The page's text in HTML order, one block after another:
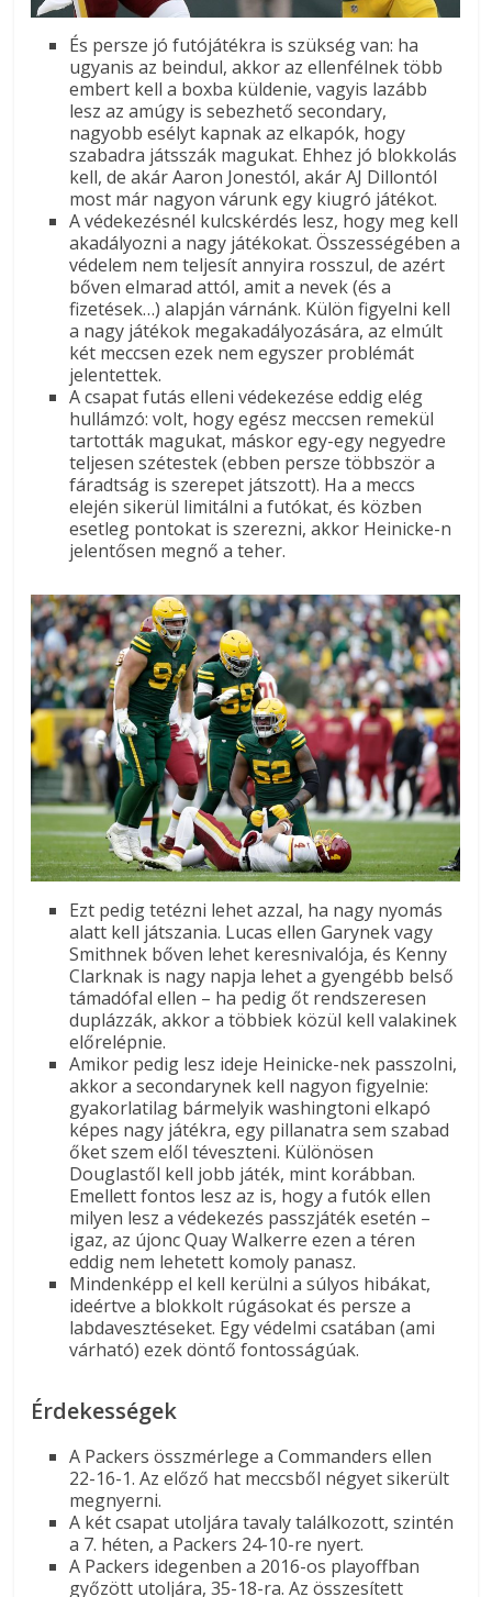
És persze jó futójátékra is szükség van: ha
ugyanis az beindul, akkor az ellenfélnek több
embert kell a boxba küldenie, vagyis lazább
lesz az amúgy is sebezhető secondary,
nagyobb esélyt kapnak az elkapók, hogy
szabadra játsszák magukat. Ehhez jó blokkolás
kell, de akár Aaron Jonestól, akár AJ Dillontól
most már nagyon várunk egy kiugró játékot.
A védekezésnél kulcskérdés lesz, hogy meg kell
akadályozni a nagy játékokat. Összességében a
védelem nem teljesít annyira rosszul, de azért
bőven elmarad attól, amit a nevek (és a
fizetések…) alapján várnánk. Külön figyelni kell
a nagy játékok megakadályozására, az elmúlt
két meccsen ezek nem egyszer problémát
jelentettek.
A csapat futás elleni védekezése eddig elég
hullámzó: volt, hogy egész meccsen remekül
tartották magukat, máskor egy-egy negyedre
teljesen szétestek (ebben persze többször a
fáradtság is szerepet játszott). Ha a meccs
elején sikerül limitálni a futókat, és közben
esetleg pontokat is szerezni, akkor Heinicke-n
jelentősen megnő a teher.
Ezt pedig tetézni lehet azzal, ha nagy nyomás
alatt kell játszania. Lucas ellen Garynek vagy
Smithnek bőven lehet keresnivalója, és Kenny
Clarknak is nagy napja lehet a gyengébb belső
támadófal ellen – ha pedig őt rendszeresen
duplázzák, akkor a többiek közül kell valakinek
előrelépnie.
Amikor pedig lesz ideje Heinicke-nek passzolni,
akkor a secondarynek kell nagyon figyelnie:
gyakorlatilag bármelyik washingtoni elkapó
képes nagy játékra, egy pillanatra sem szabad
őket szem elől téveszteni. Különösen
Douglastől kell jobb játék, mint korábban.
Emellett fontos lesz az is, hogy a futók ellen
milyen lesz a védekezés passzjáték esetén –
igaz, az újonc Quay Walkerre ezen a téren
eddig nem lehetett komoly panasz.
Mindenképp el kell kerülni a súlyos hibákat,
ideértve a blokkolt rúgásokat és persze a
labdavesztéseket. Egy védelmi csatában (ami
várható) ezek döntő fontosságúak.
Érdekességek
A Packers összmérlege a Commanders ellen
22-16-1. Az előző hat meccsből négyet sikerült
megnyerni.
A két csapat utoljára tavaly találkozott, szintén
a 7. héten, a Packers 24-10-re nyert.
A Packers idegenben a 2016-os playoffban
győzött utoljára, 35-18-ra. Az összesített